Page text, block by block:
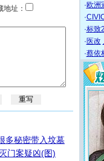
址：
多秘密带入坟墓
门案疑凶(图)
·欧洲
·
·标致
· 医改
·蔡依